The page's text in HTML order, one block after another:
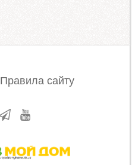
Правила сайту